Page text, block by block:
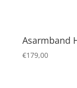
Asarmband
€179,00